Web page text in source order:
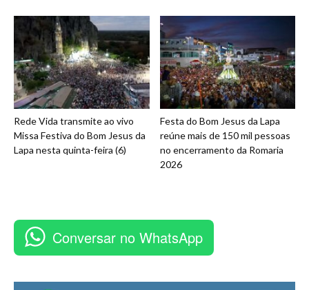
Rede Vida transmite ao vivo
Missa Festiva do Bom Jesus da
Lapa nesta quinta-feira (6)
Festa do Bom Jesus da Lapa
reúne mais de 150 mil pessoas
no encerramento da Romaria
2026
Conversar no WhatsApp